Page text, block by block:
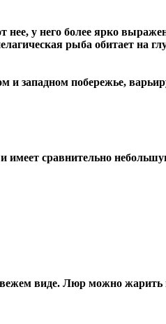
нее, у него более ярко
рыба обитает на
западном побережье,
сравнительно
виде. Люр можно